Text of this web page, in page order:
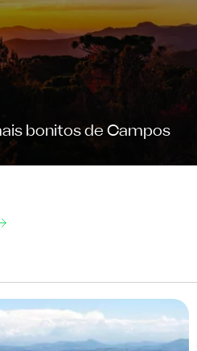
bonitos de Campos